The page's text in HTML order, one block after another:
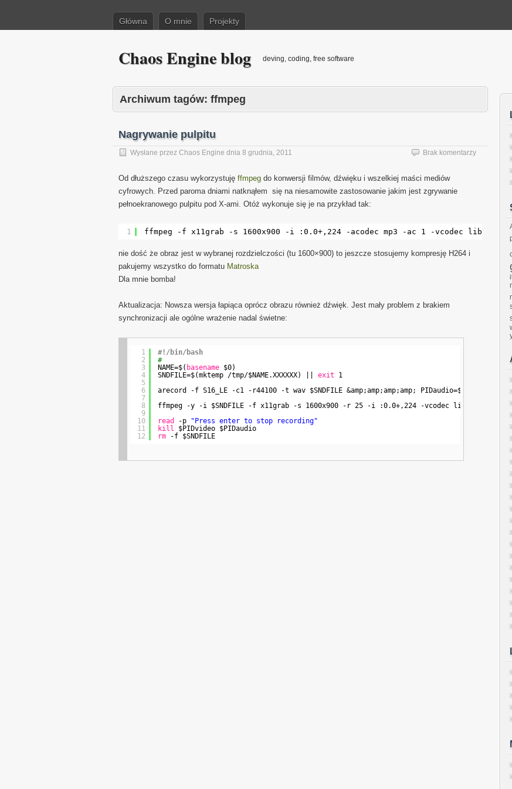
Główna O mnie Projekty
Chaos Engine blog deving, coding, free software
Archiwum tagów: ffmpeg
Nagrywanie pulpitu
Wysłane przez Chaos Engine dnia 8 grudnia, 2011 Brak komentarzy
Od dłuższego czasu wykorzystuję ffmpeg do konwersji filmów, dźwięku i wszelkiej maści mediów
cyfrowych. Przed paroma dniami natknąłem się na niesamowite zastosowanie jakim jest zgrywanie
pełnoekranowego pulpitu pod X-ami. Otóż wykonuje się je na przykład tak:
1 ffmpeg -f x11grab -s 1600x900 -i :0.0+,224 -acodec mp3 -ac 1 -vcodec libx264 -
nie dość że obraz jest w wybranej rozdzielczości (tu 1600×900) to jeszcze stosujemy kompresję H264 i
pakujemy wszystko do formatu Matroska
Dla mnie bomba!
Aktualizacja: Nowsza wersja łapiąca oprócz obrazu również dźwięk. Jest mały problem z brakiem
synchronizacji ale ogólne wrażenie nadal świetne:
1
2
3
4
5
6
7
8
9
10
11
12
#!/bin/bash
#
NAME=$( basename $0)
SNDFILE=$(mktemp /tmp/$NAME.XXXXXX) || exit
1
arecord -f S16_LE -c1 -r44100 -t wav $SNDFILE &amp;amp;amp;amp; PIDaudio=$!
ffmpeg -y -i $SNDFILE -f x11grab -s 1600x900 -r 25 -i :0.0+,224 -vcodec libx264 -
read
-p
"Press enter to stop recording"
kill
$PIDvideo $PIDaudio
rm
-f $SNDFILE